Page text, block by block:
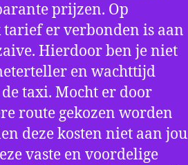
prijzen. Op
er verbonden is aan
Hierdoor ben je niet
en wachttijd
taxi. Mocht er door
route gekozen worden
deze kosten niet aan jou
vaste en voordelige